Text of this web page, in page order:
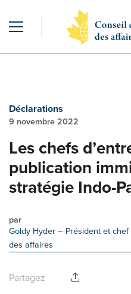
Déclarations
9 novembre 2022
Les chefs
publication
stratégie Indo-
par
Goldy Hyder– Président et
des affaires
Partagez